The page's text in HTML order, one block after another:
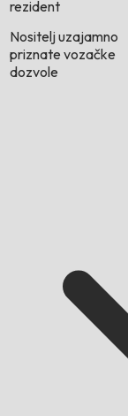
rezident
Nositelj uzajamno
priznate vozačke
dozvole